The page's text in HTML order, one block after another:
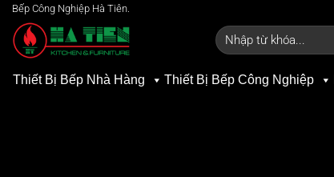
Bỏ
qua
nội
dung
Bếp Công Nghiệp Hà Tiên.
Tìm
kiếm:
Thiết Bị Bếp Nhà Hàng Thiết Bị Bếp Công Nghiệp